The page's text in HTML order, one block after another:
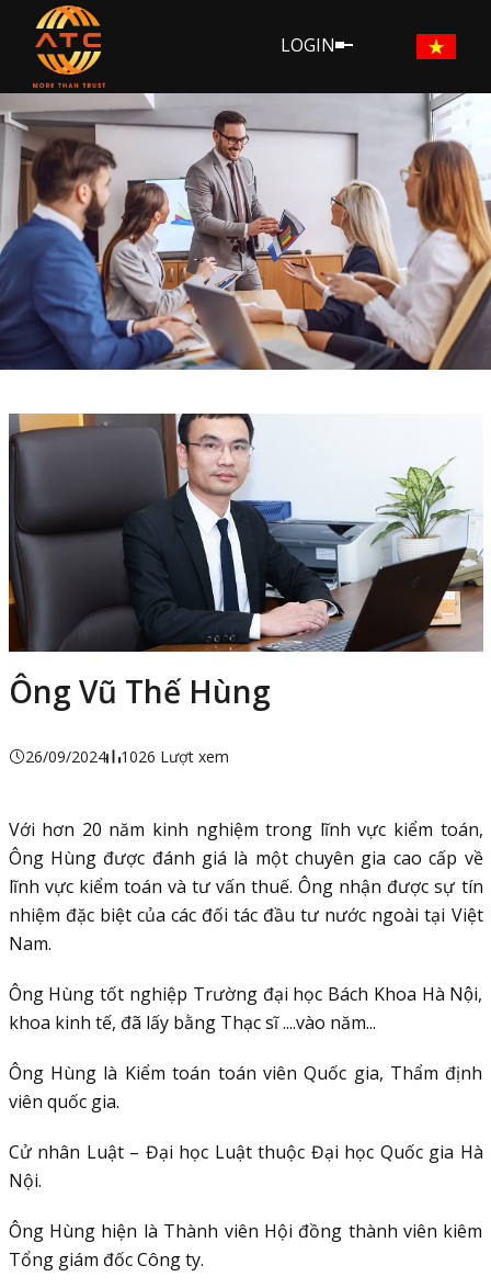
LOGIN
Ông Vũ Thế Hùng
26/09/2024 1026 Lượt xem
Với hơn 20 năm kinh nghiệm trong lĩnh vực kiểm toán,
Ông Hùng được đánh giá là một chuyên gia cao cấp về
lĩnh vực kiểm toán và tư vấn thuế. Ông nhận được sự tín
nhiệm đặc biệt của các đối tác đầu tư nước ngoài tại Việt
Nam.
Ông Hùng tốt nghiệp Trường đại học Bách Khoa Hà Nội,
khoa kinh tế, đã lấy bằng Thạc sĩ ....vào năm...
Ông Hùng là Kiểm toán toán viên Quốc gia, Thẩm định
viên quốc gia.
Cử nhân Luật – Đại học Luật thuộc Đại học Quốc gia Hà
Nội.
Ông Hùng hiện là Thành viên Hội đồng thành viên kiêm
Tổng giám đốc Công ty.